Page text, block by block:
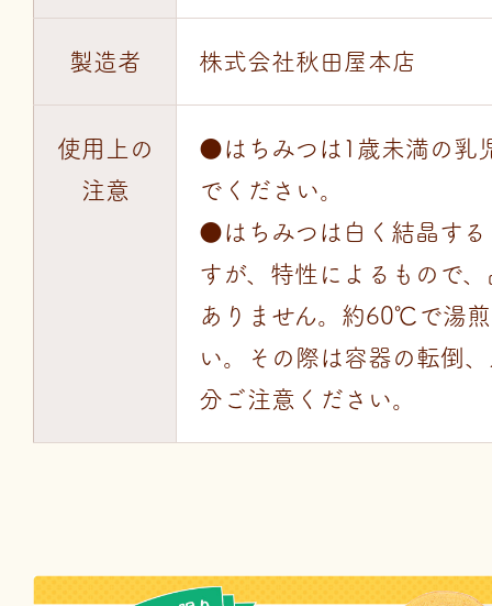
製造者 株式会社秋田屋本店
使用上の
注意
●はちみつは1歳未満の乳
でください。
●はちみつは白く結晶する
すが、特性によるもので
ありません。約60℃で湯
い。その際は容器の転倒
分ご注意ください。